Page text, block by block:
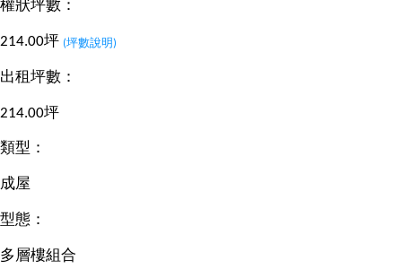
權狀坪數：
214.00坪 (坪數說明)
出租坪數：
214.00坪
類型：
成屋
型態：
多層樓組合